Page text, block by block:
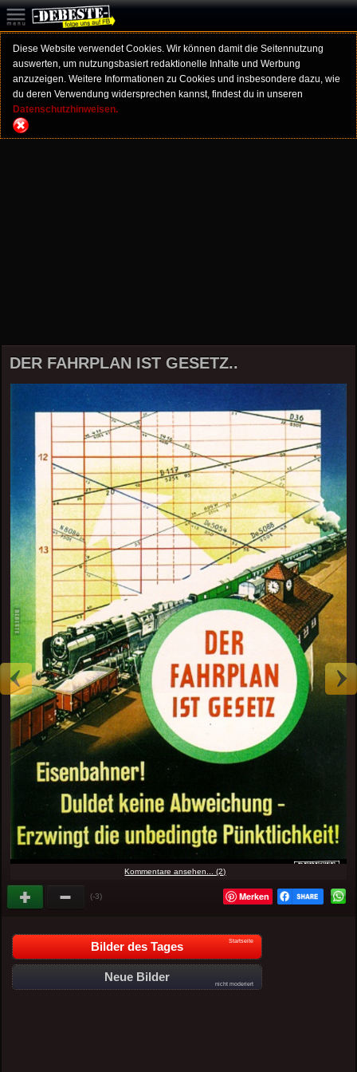
Diese Website verwendet Cookies. Wir können damit die Seitennutzung
auswerten, um nutzungsbasiert redaktionelle Inhalte und Werbung
anzuzeigen. Weitere Informationen zu Cookies und insbesondere dazu, wie
du deren Verwendung widersprechen kannst, findest du in unseren
Datenschutzhinweisen.
DER FAHRPLAN IST GESETZ..
Kommentare ansehen... (2)
(-3) Merken
Bilder des Tages Startseite
Neue Bilder
nicht moderiert